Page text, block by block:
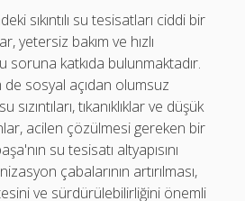
sıkıntılı su tesisatları ciddi bir
yetersiz bakım ve hızlı
soruna katkıda bulunmaktadır.
sosyal açıdan olumsuz
tıkanıklıklar ve düşük
acilen çözülmesi gereken bir
su tesisatı altyapısını
çabalarının artırılması,
ve sürdürülebilirliğini önemli